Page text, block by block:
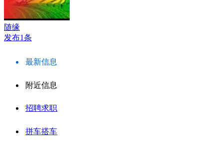
随缘
发布1条
最新信息
附近信息
招聘求职
拼车搭车